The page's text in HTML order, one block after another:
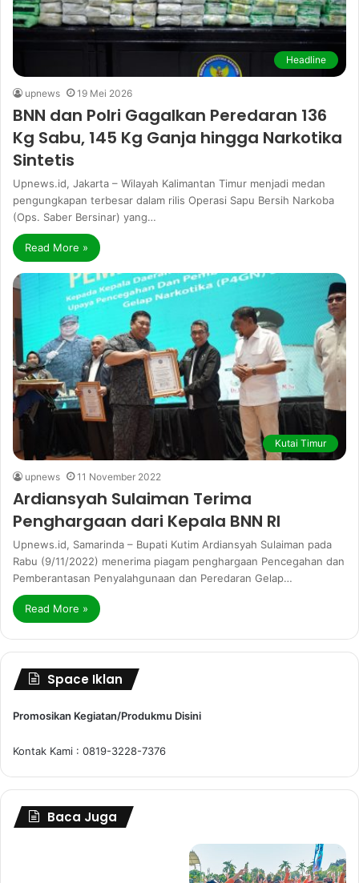
Headline
upnews 19 Mei 2026
BNN dan Polri Gagalkan Peredaran 136
Kg Sabu, 145 Kg Ganja hingga Narkotika
Sintetis
Upnews.id, Jakarta – Wilayah Kalimantan Timur menjadi medan
pengungkapan terbesar dalam rilis Operasi Sapu Bersih Narkoba
(Ops. Saber Bersinar) yang…
Read More »
Kutai Timur
upnews 11 November 2022
Ardiansyah Sulaiman Terima
Penghargaan dari Kepala BNN RI
Upnews.id, Samarinda – Bupati Kutim Ardiansyah Sulaiman pada
Rabu (9/11/2022) menerima piagam penghargaan Pencegahan dan
Pemberantasan Penyalahgunaan dan Peredaran Gelap…
Read More »
Space Iklan
Promosikan Kegiatan/Produkmu Disini
Kontak Kami : 0819-3228-7376
Baca Juga